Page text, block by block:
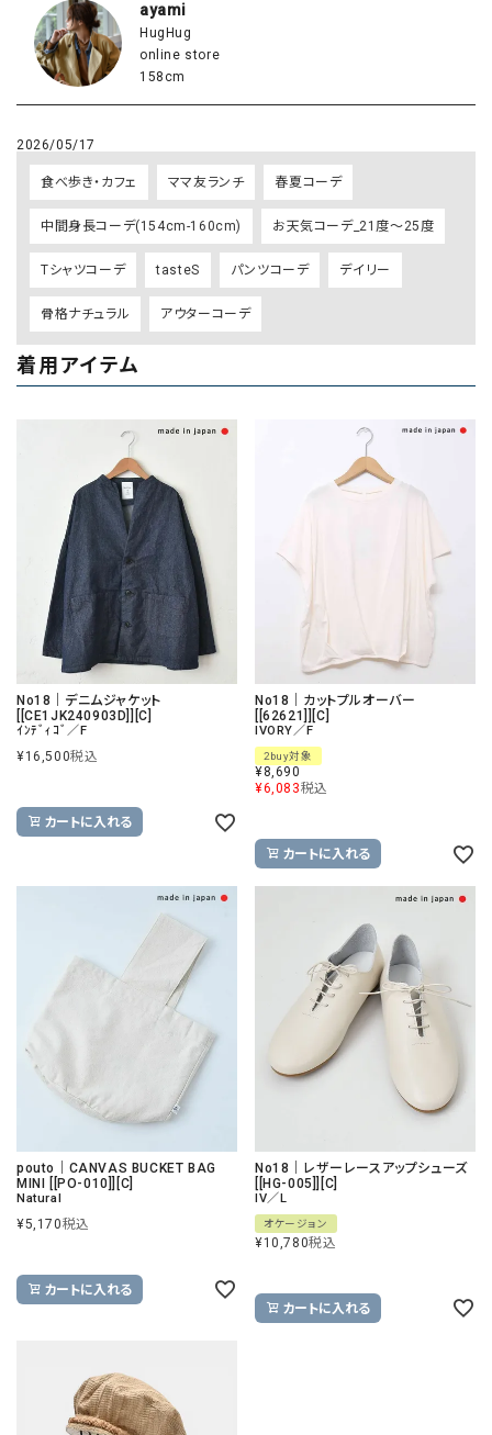
ayami
HugHug
online store
158cm
2026/05/17
食べ歩き・カフェ ママ友ランチ 春夏コーデ
中間身長コーデ(154cm-160cm) お天気コーデ_21度～25度
Tシャツコーデ tasteS パンツコーデ デイリー
骨格ナチュラル アウターコーデ
着用アイテム
No18｜デニムジャケット
[[CE1JK240903D]][C]
ｲﾝﾃﾞｨｺﾞ／F
¥16,500税込
カートに入れる
No18｜カットプルオーバー
[[62621]][C]
IVORY／F
2buy対象
¥8,690
¥6,083税込
カートに入れる
pouto｜CANVAS BUCKET BAG
MINI [[PO-010]][C]
Natural
¥5,170税込
カートに入れる
No18｜レザーレースアップシューズ
[[HG-005]][C]
IV／L
オケージョン
¥10,780税込
カートに入れる